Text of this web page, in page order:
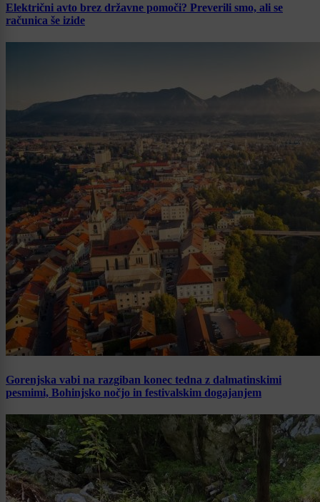
Električni avto brez državne pomoči? Preverili smo, ali se
računica še izide
Gorenjska vabi na razgiban konec tedna z dalmatinskimi
pesmimi, Bohinjsko nočjo in festivalskim dogajanjem